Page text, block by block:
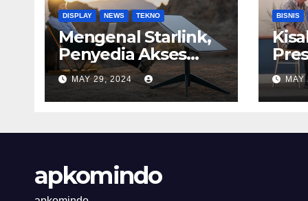
DISPLAY NEWS TEKNO
Mengenal Starlink,
Penyedia Akses
Internet
Berkecepatan
Tinggi
MAY 29, 2024
BISNIS
apkomindo